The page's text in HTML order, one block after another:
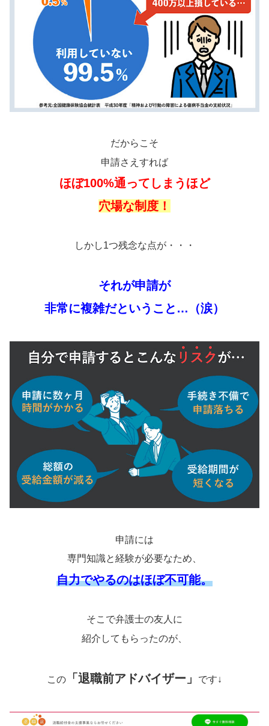
だからこそ
申請さえすれば
ほぼ100%通ってしまうほど
穴場な制度！
しかし1つ残念な点が・・・
それが申請が
非常に複雑だということ…（涙）
申請には
専門知識と経験が必要なため、
自力でやるのはほぼ不可能。
そこで弁護士の友人に
紹介してもらったのが、
この 「退職前アドバイザー」 です↓